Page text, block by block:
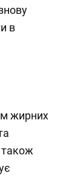
в
жирних
також